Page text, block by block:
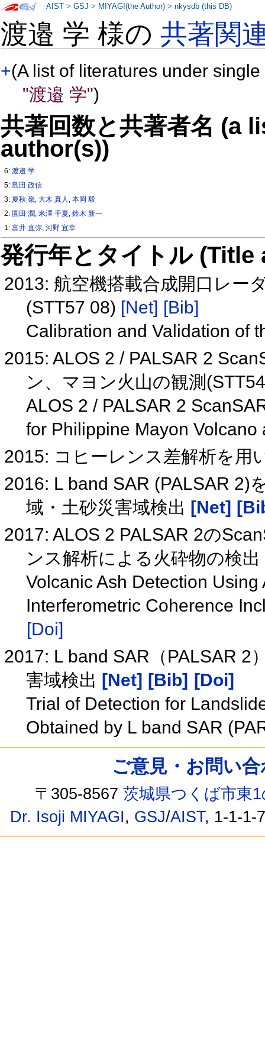
渡邉 学 様の共著関
+(A list of literatures under
"渡邉 学")
共著回数と共著者名 (a
author(s))
6:渡邉 学
5:島田 政信
3:夏秋 嶺,大木 真人 ,本岡 毅
2: 園田 潤,米澤 千夏,鈴木 新一
1:富井 直弥,河野 宜幸
発行年とタイトル
2013: 航空機搭載合成開口レー
(STT57 08) [Net] [Bib]
Calibration and Validation of
2015: ALOS 2 / PALSAR 2
ン、マヨン火山の観測
ALOS 2 / PALSAR 2
for Philippine Mayon
2015: コヒーレンス差解析を用
2016: L band SAR (PALSAR 2)
域・土砂災害域検出 [Net]
2017: ALOS 2 PALSAR 2の
ンス解析による火砕物の検出
Volcanic Ash Detection
Interferometric Coherence
[Doi]
2017: L band SAR（PALSAR 2
害域検出 [Net] [Bib]
[Doi]
Trial of Detection for
Obtained by L band SAR
AIST >GSJ > MIYAGI(the Author) >nkysdb (this DB)
ご意見・お問い
〒305-8567茨城県つくば市東
Dr. Isoji MIYAGI, GSJ/AIST, 1-1-1-